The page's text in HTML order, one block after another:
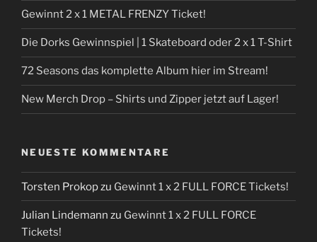
Gewinnt 2 x 1 METAL FRENZY Ticket!
Die Dorks Gewinnspiel | 1 Skateboard oder 2 x 1 T-Shirt
72 Seasons das komplette Album hier im Stream!
New Merch Drop – Shirts und Zipper jetzt auf Lager!
NEUESTE KOMMENTARE
Torsten Prokopzu Gewinnt 1 x 2 FULL FORCE Tickets!
Julian Lindemann zu Gewinnt 1 x 2 FULL FORCE
Tickets!